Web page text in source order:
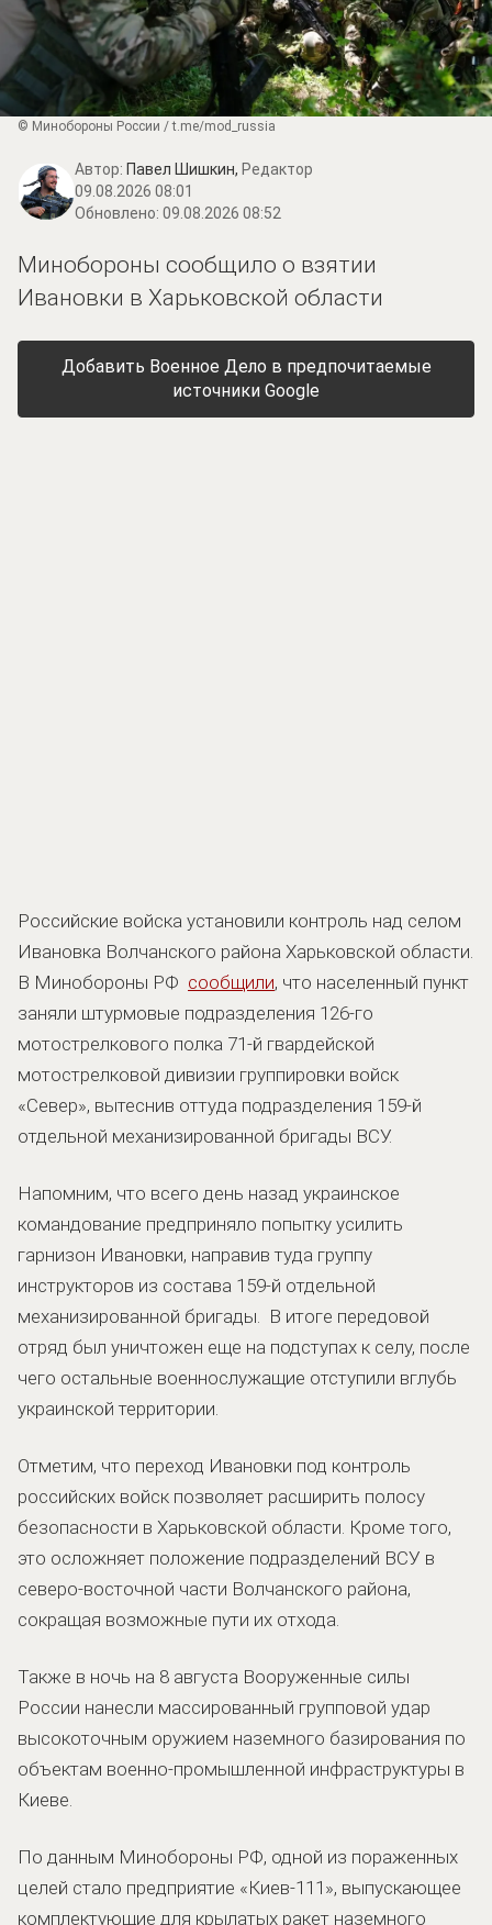
© Минобороны России / t.me/mod_russia
Автор: Павел Шишкин, Редактор
09.08.2026 08:01
Обновлено: 09.08.2026 08:52
Минобороны сообщило о взятии
Ивановки в Харьковской области
Добавить Военное Дело в предпочитаемые
источники Google
Российские войска установили контроль над селом
Ивановка Волчанского района Харьковской области.
В Минобороны РФ сообщили, что населенный пункт
заняли штурмовые подразделения 126-го
мотострелкового полка 71-й гвардейской
мотострелковой дивизии группировки войск
«Север», вытеснив оттуда подразделения 159-й
отдельной механизированной бригады ВСУ.
Напомним, что всего день назад украинское
командование предприняло попытку усилить
гарнизон Ивановки, направив туда группу
инструкторов из состава 159-й отдельной
механизированной бригады. В итоге передовой
отряд был уничтожен еще на подступах к селу, после
чего остальные военнослужащие отступили вглубь
украинской территории.
Отметим, что переход Ивановки под контроль
российских войск позволяет расширить полосу
безопасности в Харьковской области. Кроме того,
это осложняет положение подразделений ВСУ в
северо-восточной части Волчанского района,
сокращая возможные пути их отхода.
Также в ночь на 8 августа Вооруженные силы
России нанесли массированный групповой удар
высокоточным оружием наземного базирования по
объектам военно-промышленной инфраструктуры в
Киеве.
По данным Минобороны РФ, одной из пораженных
целей стало предприятие «Киев-111», выпускающее
комплектующие для крылатых ракет наземного